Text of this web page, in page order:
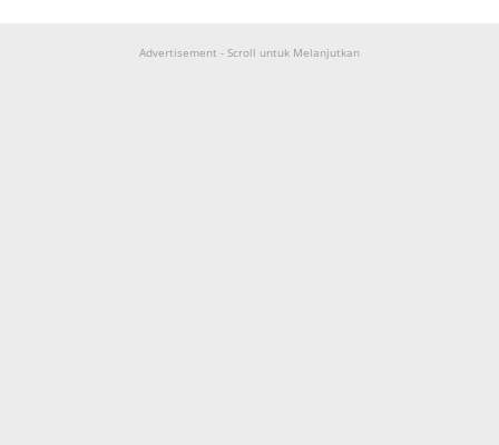
Advertisement - Scroll untuk Melanjutkan